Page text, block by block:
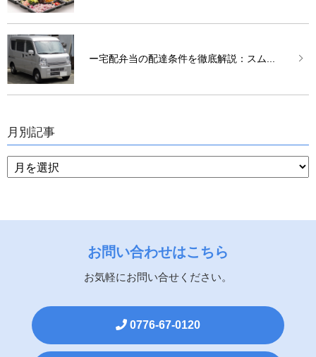
ー宅配弁当の配達条件を徹底解説：スム...
月別記事
お問い合わせはこちら
お気軽にお問い合せください。
0776-67-0120